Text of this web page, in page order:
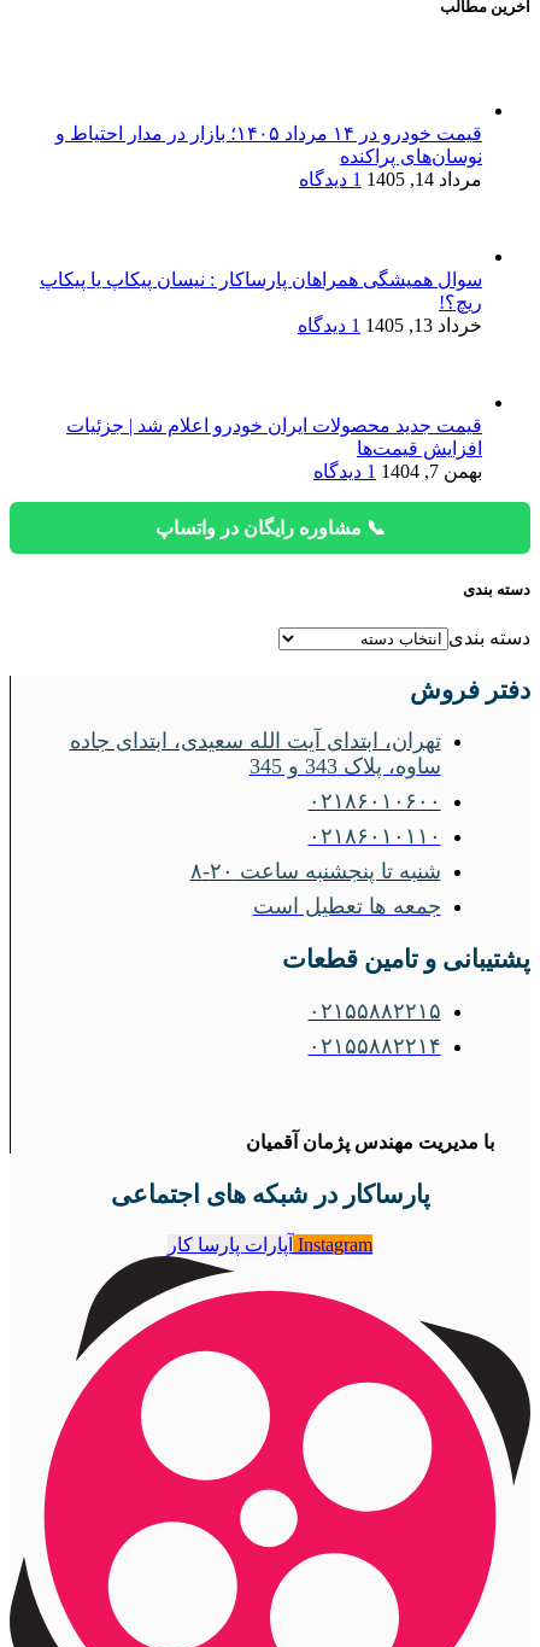
آخرین مطالب
قیمت خودرو در ۱۴ مرداد ۱۴۰۵؛ بازار در مدار احتیاط و
نوسان‌های پراکنده
مرداد 14, 1405
1 دیدگاه
سوال همیشگی همراهان پارساکار : نیسان پیکاپ یا پیکاپ
ریچ؟!
خرداد 13, 1405
1 دیدگاه
قیمت جدید محصولات ایران خودرو اعلام شد | جزئیات
افزایش قیمت‌ها
بهمن 7, 1404
1 دیدگاه
📞 مشاوره رایگان در واتساپ
دسته بندی
دسته بندی
دفتر فروش
تهران، ابتدای آیت الله سعیدی، ابتدای جاده
ساوه، پلاک 343 و 345
۰۲۱۸۶۰۱۰۶۰۰
۰۲۱۸۶۰۱۰۱۱۰
شنبه تا پنجشنبه ساعت ۲۰-۸
جمعه ها تعطیل است
پشتیبانی و تامین قطعات
۰۲۱۵۵۸۸۲۲۱۵
۰۲۱۵۵۸۸۲۲۱۴
با مدیریت مهندس پژمان آقمیان
پارساکار در شبکه های اجتماعی
Instagram آپارات پارسا کار